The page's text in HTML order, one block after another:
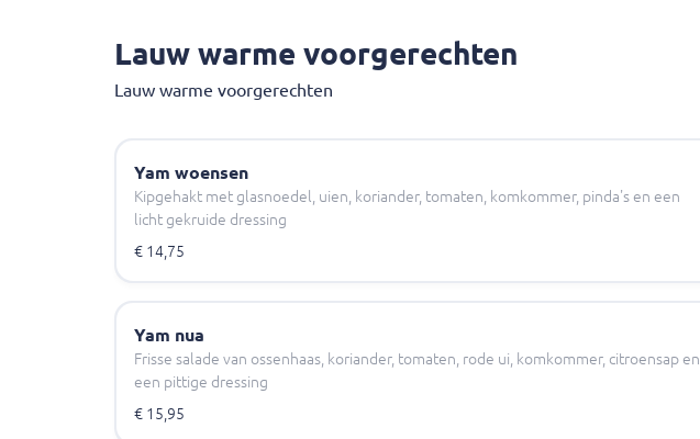
Lauw warme voorgerechten
Lauw warme voorgerechten
Yam woensen
Kipgehakt met glasnoedel, uien, koriander, tomaten, komkommer, pinda's en een
licht gekruide dressing
€ 14,75
Yam nua
Frisse salade van ossenhaas, koriander, tomaten, rode ui, komkommer, citroensap en
een pittige dressing
€ 15,95